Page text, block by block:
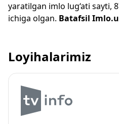
yaratilgan imlo lug‘ati sayti,
ichiga olgan. Batafsil
Loyihalarimiz